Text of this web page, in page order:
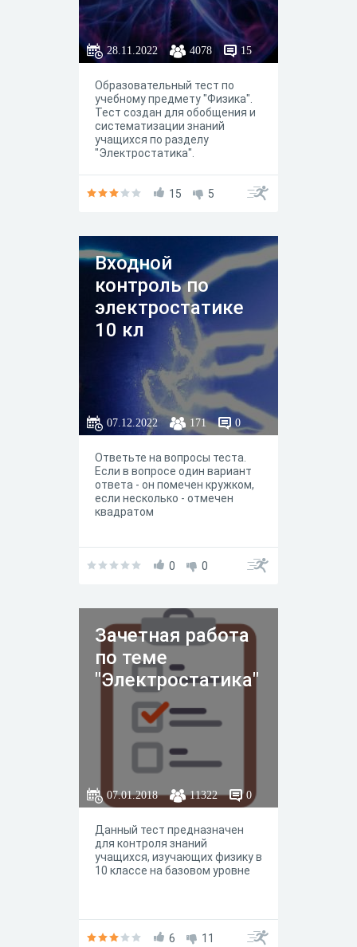
28.11.2022 4078 15
Образовательный тест по
учебному предмету "Физика".
Тест создан для обобщения и
систематизации знаний
учащихся по разделу
"Электростатика".
15 5
Входной
контроль по
электростатике
10 кл
07.12.2022 171 0
Ответьте на вопросы теста.
Если в вопросе один вариант
ответа - он помечен кружком,
если несколько - отмечен
квадратом
0 0
Зачетная работа
по теме
"Электростатика"
07.01.2018 11322 0
Данный тест предназначен
для контроля знаний
учащихся, изучающих физику в
10 классе на базовом уровне
6 11